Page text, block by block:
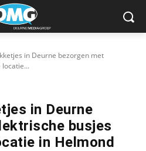
in Deurne bezorgen met
in Deurne
busjes
in Helmond